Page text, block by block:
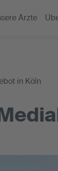
Ärzte
in Köln